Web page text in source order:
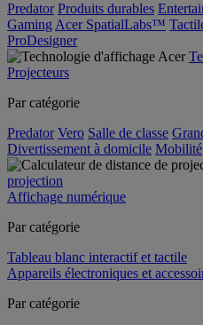
Predator Produits durables
Gaming Acer SpatialLabs™
ProDesigner
Projecteurs
Par catégorie
Predator Vero Salle de classe
Divertissement à domicile Mobilité
projection
Affichage numérique
Par catégorie
Tableau blanc interactif et tactile
Appareils électroniques et
Par catégorie